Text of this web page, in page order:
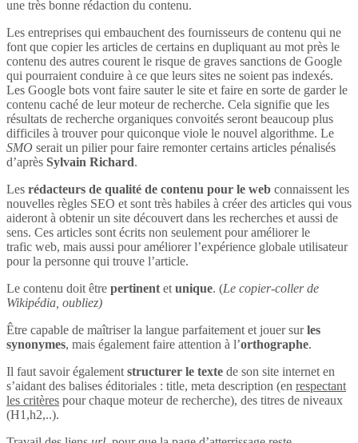
une très bonne rédaction du contenu.
Les entreprises qui embauchent des fournisseurs de contenu qui ne
font que copier les articles de certains en dupliquant au mot près le
contenu des autres courent le risque de graves sanctions de Google
qui pourraient conduire à ce que leurs sites ne soient pas indexés.
Les Google bots vont faire sauter le site et faire en sorte de garder le
contenu caché de leur moteur de recherche. Cela signifie que les
résultats de recherche organiques convoités seront beaucoup plus
difficiles à trouver pour quiconque viole le nouvel algorithme. Le
SMO serait un pilier pour faire remonter certains articles pénalisés
d’après Sylvain Richard.
Les rédacteurs de qualité de contenu pour le web connaissent les
nouvelles règles SEO et sont très habiles à créer des articles qui vous
aideront à obtenir un site découvert dans les recherches et aussi de
sens. Ces articles sont écrits non seulement pour améliorer le
trafic web, mais aussi pour améliorer l’expérience globale utilisateur
pour la personne qui trouve l’article.
Le contenu doit être pertinent et unique. (Le copier-coller de
Wikipédia, oubliez)
Être capable de maîtriser la langue parfaitement et jouer surles
synonymes, mais également faire attention à l’orthographe.
Il faut savoir également structurer le texte de son site internet en
s’aidant des balises éditoriales : title, meta description (en respectant
les critères pour chaque moteur de recherche), des titres de niveaux
(H1,h2,..).